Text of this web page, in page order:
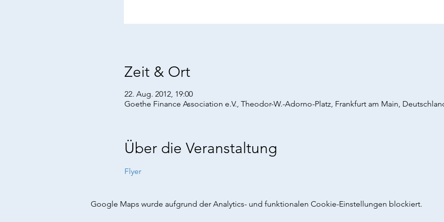
Zeit & Ort
22. Aug. 2012, 19:00
Goethe Finance Association e.V., Theodor-W.-Adorno-Platz, Frankfurt am Main,
Über die Veranstaltung
Flyer
Google Maps wurde aufgrund der Analytics- und funktionalen Cookie-Einstellungen blockiert.